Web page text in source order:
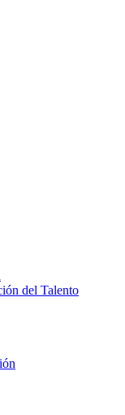
del Talento